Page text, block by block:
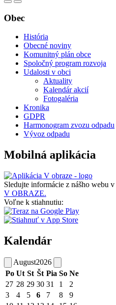
Obec
História
Obecné noviny
Komunitný plán obce
Spoločný program rozvoja
Udalosti v obci
Aktuality
Kalendár akcií
Fotogaléria
Kronika
GDPR
Harmonogram zvozu odpadu
Vývoz odpadu
Mobilná aplikácia
Sledujte informácie z nášho webu v
V OBRAZE.
Voľne k stiahnutiu:
Kalendár
August2026
Po Ut St Št Pia So Ne
27 28 29 30 31 1
2
3
4 5 6 7 8
9